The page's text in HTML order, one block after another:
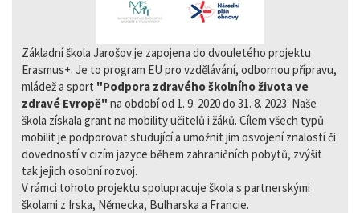
Základní škola Jarošov je zapojena do dvouletého projektu
Erasmus+. Je to program EU pro vzdělávání, odbornou přípravu,
mládež a sport "Podpora zdravého školního života ve
zdravé Evropě" na období od 1. 9. 2020 do 31. 8. 2023. Naše
škola získala grant na mobility učitelů i žáků. Cílem všech typů
mobilit je podporovat studující a umožnit jim osvojení znalostí či
dovedností v cizím jazyce během zahraničních pobytů, zvýšit
tak jejich osobní rozvoj.
V rámci tohoto projektu spolupracuje škola s partnerskými
školami z Irska, Německa, Bulharska a Francie.